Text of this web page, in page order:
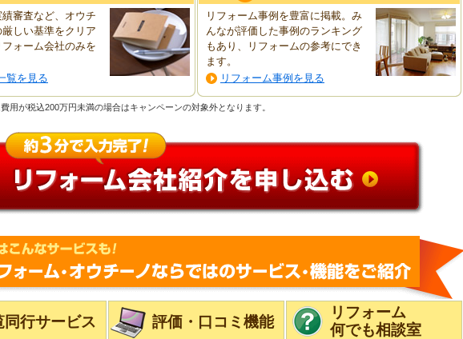
審査など、オウチ
しい基準をクリア
ォーム会社のみを
覧を見る
リフォーム事例を豊富に掲載。み
んなが評価した事例のランキング
もあり、リフォームの参考にでき
ます。
リフォーム事例を見る
用が税込200万円未満の場合はキャンペーンの対象外となります。
同行サービス 評価・口コミ機能
リフォーム
何でも相談室